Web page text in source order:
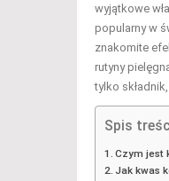
wyjątkowe
popularny w
znakomite
rutyny
tylko
Spis
Czym jest
Jak kwas